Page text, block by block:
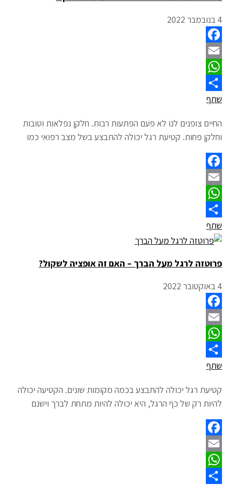
4 בנובמבר 2022
Facebook
Email
WhatsApp
שתף
החיים צופנים לנו לא פעם הפתעות רבות. חלקן נפלאות וטובות
וחלקן פחות. קטיעת רגל יכולה להתבצע בשל מצב רפואי כמו
Facebook
Email
WhatsApp
שתף
פרוטזה לרגל מעל הברך – האם זה אופציה לשקול?
4 באוקטובר 2022
Facebook
Email
WhatsApp
שתף
קטיעת רגל יכולה להתבצע בכמה מקומות שונים. הקטיעה יכולה
להיות רק של כף הרגל, היא יכולה להיות מתחת לברך וישנם
Facebook
Email
WhatsApp